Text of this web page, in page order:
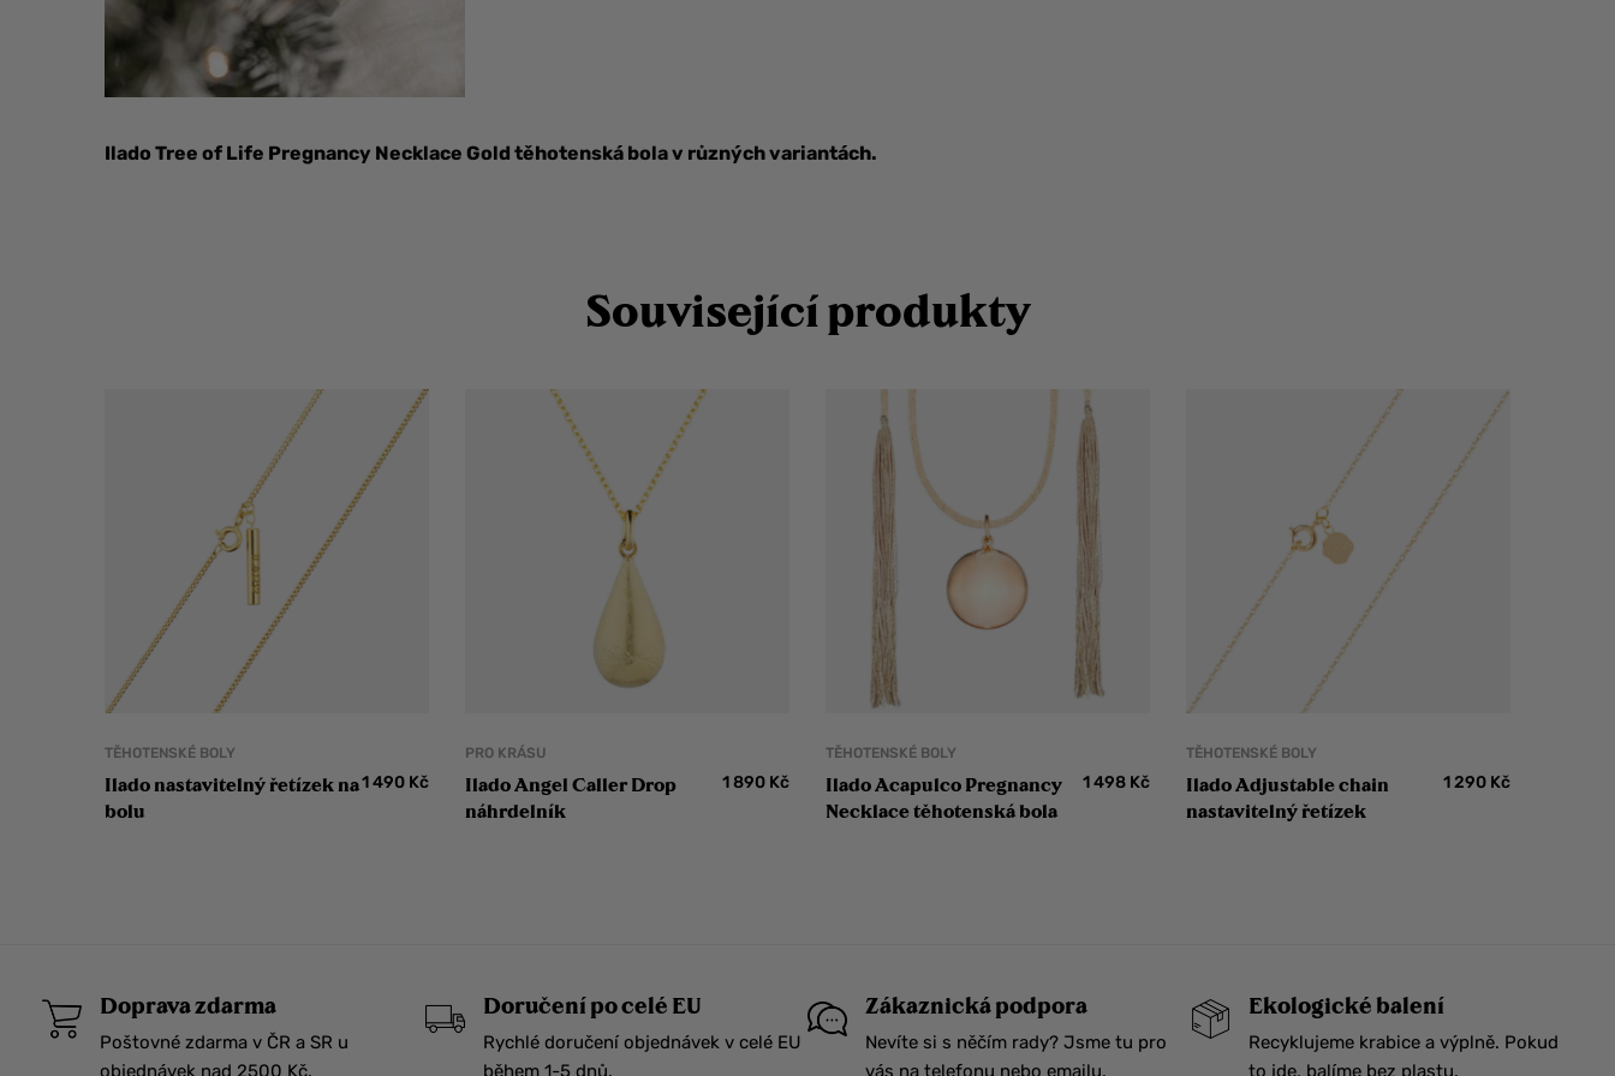
Ilado Tree of Life Pregnancy Necklace Gold těhotenská bola v různých variantách.
Související produkty
TĚHOTENSKÉ BOLY
Ilado nastavitelný řetízek na
bolu
1 490 Kč
PRO KRÁSU
Ilado Angel Caller Drop
náhrdelník
1 890 Kč
TĚHOTENSKÉ BOLY
Ilado Acapulco Pregnancy
Necklace těhotenská bola
1 498 Kč
TĚHOTENSKÉ BOLY
Ilado Adjustable chain
nastavitelný řetízek
1 290 Kč
Doprava zdarma
Poštovné zdarma v ČR a SR u
objednávek nad 2500 Kč.
Doručení po celé EU
Rychlé doručení objednávek v celé EU
během 1-5 dnů.
Zákaznická podpora
Nevíte si s něčím rady? Jsme tu pro
vás na telefonu nebo emailu.
Ekologické balení
Recyklujeme krabice a výplně. Pokud
to jde, balíme bez plastu.